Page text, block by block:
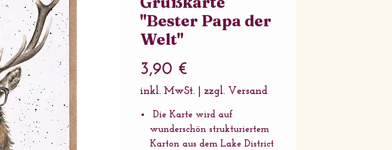
"Bester Papa der
Welt"
3,90 €
inkl. MwSt. zzgl. Versand
Die Karte wird auf
wunderschön strukturiertem
Karton aus dem Lake District